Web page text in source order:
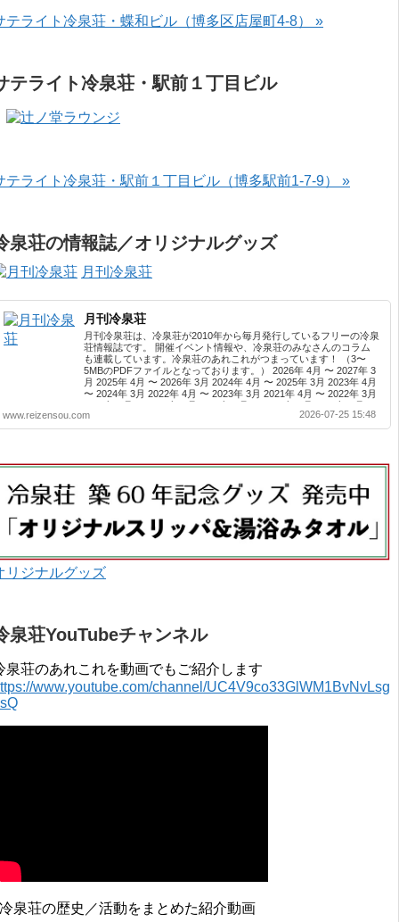
テライト冷泉荘・蝶和ビル（博多区店屋町4-8） »
テライト冷泉荘・駅前１丁目ビル
テライト冷泉荘・駅前１丁目ビル（博多駅前1-7-9） »
泉荘の情報誌／オリジナルグッズ
月刊冷泉荘
月刊冷泉荘
月刊冷泉荘は、冷泉荘が2010年から毎月発行しているフリーの冷泉
荘情報誌です。 開催イベント情報や、冷泉荘のみなさんのコラム
も連載しています。冷泉荘のあれこれがつまっています！ （3〜
5MBのPDFファイルとなっております。） 2026年 4月 〜 2027年 3
月 2025年 4月 〜 2026年 3月 2024年 4月 〜 2025年 3月 2023年 4月
〜 2024年 3月 2022年 4月 〜 2023年 3月 2021年 4月 〜 2022年 3月
2019年 3月 2017年 4月 〜 2018年 3月 2016年 4月 〜 2017年 3月
2015年 4月 〜 2016年 3月 2014年 4月 〜 2015年 3月 2013...
www.reizensou.com 2026-07-25 15:48
リジナルグッズ
泉荘YouTubeチャンネル
泉荘のあれこれを動画でもご紹介します
www.youtube.com/channel/UC4V9co33GlWM1BvNvLsg
泉荘の歴史／活動をまとめた紹介動画